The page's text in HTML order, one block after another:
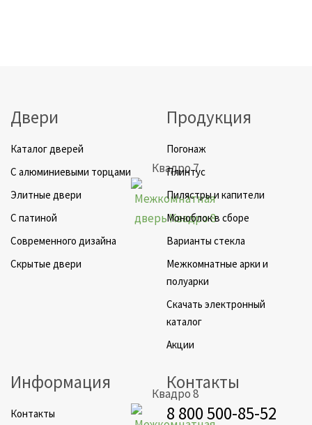
Квадро 7
Квадро 8
Двери
Каталог дверей
C алюминиевыми торцами
Элитные двери
C патиной
Cовременного дизайна
Скрытые двери
Продукция
Погонаж
Плинтус
Пилястры и капители
Моноблок в сборе
Варианты стекла
Межкомнатные арки и
полуарки
Скачать электронный
каталог
Акции
Информация
Контакты
Контакты
8 800 500-85-52